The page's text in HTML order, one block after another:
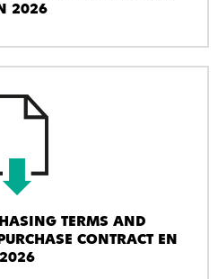
2026
TERMS AND
CONTRACT EN
2026